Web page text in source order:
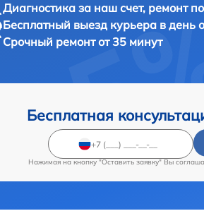
Диагностика за наш счет, ремонт
Бесплатный выезд курьера в день
Срочный ремонтот 35 минут
Бесплатная
Нажимая на кнопку "Оставить заявку" Вы